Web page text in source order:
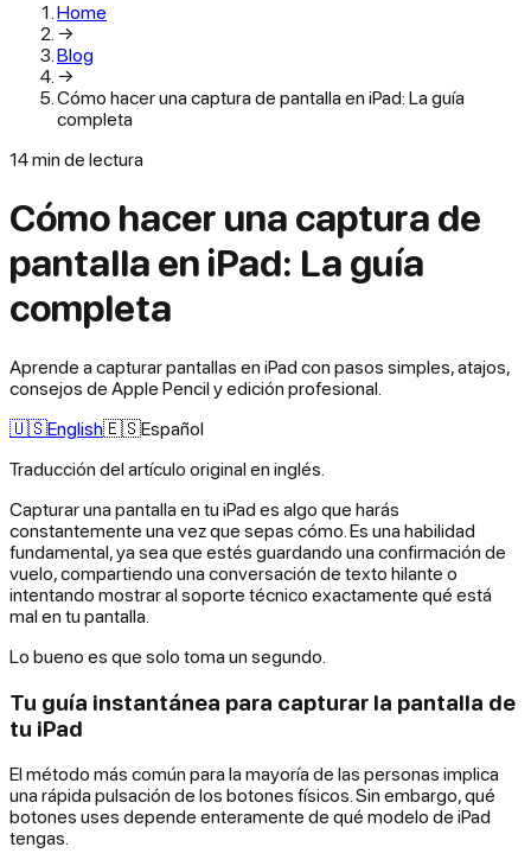
Home
→
Blog
→
Cómo hacer una captura de pantalla en iPad: La guía
completa
14min de lectura
Cómo hacer una captura de
pantalla en iPad: La guía
completa
Aprende a capturar pantallas en iPad con pasos simples, atajos,
consejos de Apple Pencil y edición profesional.
🇺🇸English🇪🇸Español
Traducción del artículo original en inglés.
Capturar una pantalla en tu iPad es algo que harás
constantemente una vez que sepas cómo. Es una habilidad
fundamental, ya sea que estés guardando una confirmación de
vuelo, compartiendo una conversación de texto hilante o
intentando mostrar al soporte técnico exactamente qué está
mal en tu pantalla.
Lo bueno es que solo toma un segundo.
Tu guía instantánea para capturar la pantalla de
tu iPad
El método más común para la mayoría de las personas implica
una rápida pulsación de los botones físicos. Sin embargo, qué
botones uses depende enteramente de qué modelo de iPad
tengas.